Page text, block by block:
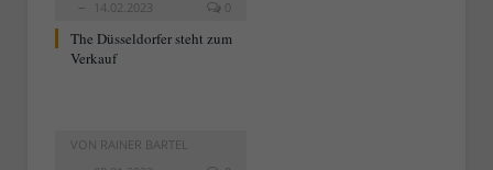
14.02.2023
0
The Düsseldorfer steht zum
Verkauf
VON RAINER BARTEL